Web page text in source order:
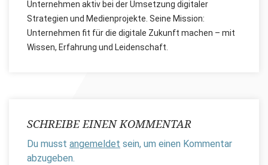
Unternehmen aktiv bei der Umsetzung digitaler
Strategien und Medienprojekte. Seine Mission:
Unternehmen fit für die digitale Zukunft machen – mit
Wissen, Erfahrung und Leidenschaft.
SCHREIBE EINEN KOMMENTAR
Du musst angemeldet sein, um einen Kommentar
abzugeben.